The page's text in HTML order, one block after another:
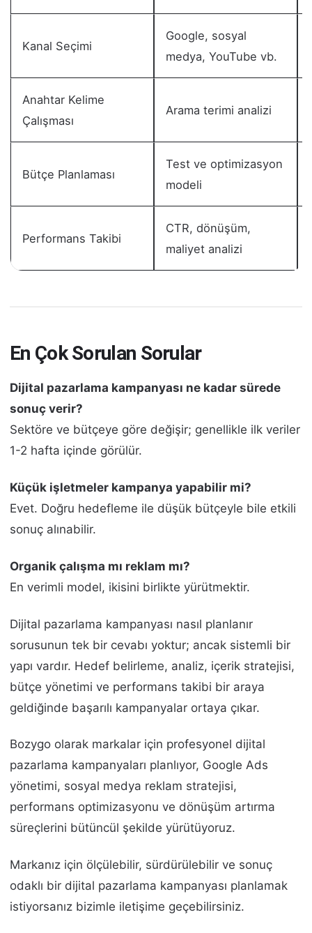
Kanal Seçimi
Google, sosyal
medya, YouTube vb.
Anahtar Kelime
Çalışması
Arama terimi analizi
Bütçe Planlaması
Test ve optimizasyon
modeli
Performans Takibi
CTR, dönüşüm,
maliyet analizi
En Çok Sorulan Sorular
Dijital pazarlama kampanyası ne kadar sürede
sonuç verir?
Sektöre ve bütçeye göre değişir; genellikle ilk veriler
1-2 hafta içinde görülür.
Küçük işletmeler kampanya yapabilir mi?
Evet. Doğru hedefleme ile düşük bütçeyle bile etkili
sonuç alınabilir.
Organik çalışma mı reklam mı?
En verimli model, ikisini birlikte yürütmektir.
Dijital pazarlama kampanyası nasıl planlanır
sorusunun tek bir cevabı yoktur; ancak sistemli bir
yapı vardır. Hedef belirleme, analiz, içerik stratejisi,
bütçe yönetimi ve performans takibi bir araya
geldiğinde başarılı kampanyalar ortaya çıkar.
Bozygo olarak markalar için profesyonel dijital
pazarlama kampanyaları planlıyor, Google Ads
yönetimi, sosyal medya reklam stratejisi,
performans optimizasyonu ve dönüşüm artırma
süreçlerini bütüncül şekilde yürütüyoruz.
Markanız için ölçülebilir, sürdürülebilir ve sonuç
odaklı bir dijital pazarlama kampanyası planlamak
istiyorsanız bizimle iletişime geçebilirsiniz.